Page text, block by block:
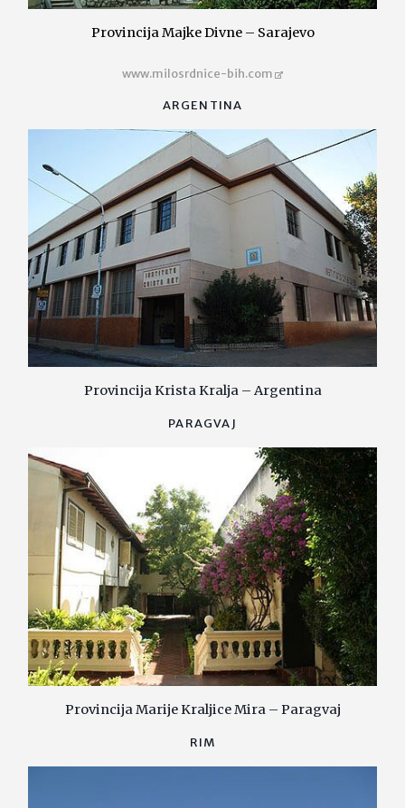
Provincija Majke Divne – Sarajevo
www.milosrdnice-bih.com
ARGENTINA
Provincija Krista Kralja – Argentina
PARAGVAJ
Provincija Marije Kraljice Mira – Paragvaj
RIM